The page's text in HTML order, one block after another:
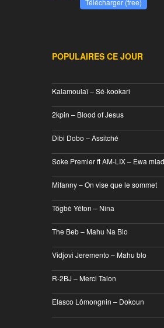
Télécharger (free)
POPULAIRES CE JOUR
Kalamoulaï – Sé-kookari
2kpin – Blood of Jesus
Dibi Dobo – Assitché
Soke Premier ft AM-LIX – Ewa
Mifanny – On vise que le sommet
Tôgbè Yéton – Nina
The Beb – Mahu Na Blo
Vidjovi Jeremento – Mahu blo
R-2BJ – Merci Talon
Elasco Lômongnin – Dokoun